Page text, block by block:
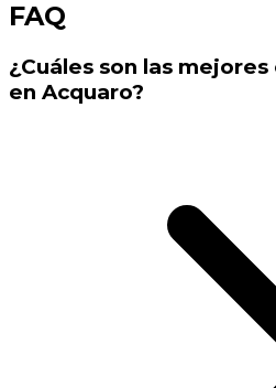
FAQ
¿Cuáles son las
en Acquaro?